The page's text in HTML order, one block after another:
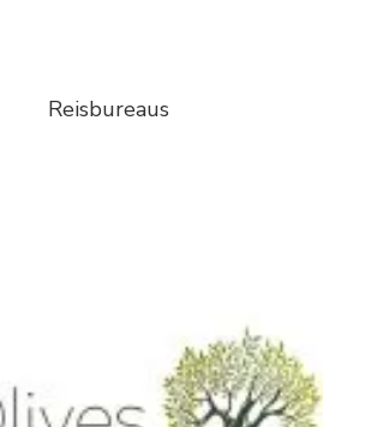
Reisbureaus